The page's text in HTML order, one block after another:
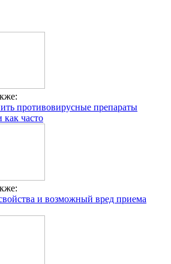
противовирусные препараты
как часто
и возможный вред приема